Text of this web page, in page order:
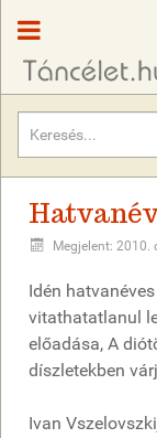
Megjelent: 2010.
Idén
vitathatatlanul
előadása, A
díszletekben
Ivan